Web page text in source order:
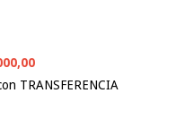
TRANSFERENCIA